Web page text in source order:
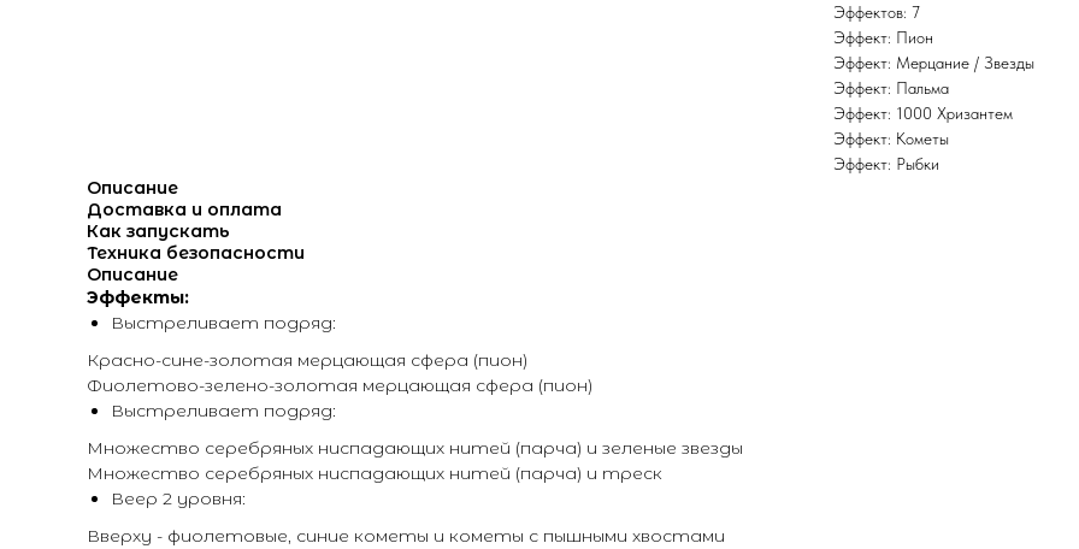
Эффектов: 7
Эффект: Пион
Эффект: Мерцание / Звезды
Эффект: Пальма
Эффект: 1000 Хризантем
Эффект: Кометы
Эффект: Рыбки
Описание
Доставка и оплата
Как запускать
Техника безопасности
Описание
Эффекты:
Выстреливает подряд:
Красно-сине-золотая мерцающая сфера (пион)
Фиолетово-зелено-золотая мерцающая сфера (пион)
Выстреливает подряд:
Множество серебряных ниспадающих нитей (парча) и зеленые звезды
Множество серебряных ниспадающих нитей (парча) и треск
Веер 2 уровня:
Вверху - фиолетовые, синие кометы и кометы с пышными хвостами